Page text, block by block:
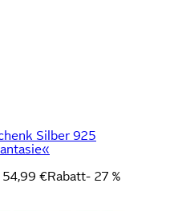
Silber 925
54,99 €Rabatt- 27 %